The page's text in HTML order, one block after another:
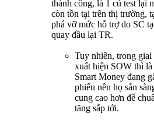
thành công, là 1 cú test lại
còn tồn tại trên thị trường,
phá vỡ mức hỗ trợ do SC
quay đầu lại TR.
Tuy nhiên, trong
xuất hiện SOW thì
Smart Money đang
phiếu nên họ sẵn
cung cao hơn để
tăng sắp tới.